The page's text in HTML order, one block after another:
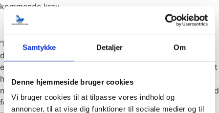
Samtykke Detaljer Om
Denne hjemmeside bruger cookies
Vi bruger cookies til at tilpasse vores indhold og
annoncer, til at vise dig funktioner til sociale medier og til
kommende krav.
“Det er vigtigt at drøfte de praktiske udfordringer med
dem, der selv kommer til at stå med opgaven i marken. Vi
er jo hinandens løftestang. På Maskiner under Broen er det
helt rigtige forum, for der kommer både dem, som sælger
maskinerne og dem som køber og bruger maskinerne. Med
fokus på samarbejdet imellem maskinforretninger,